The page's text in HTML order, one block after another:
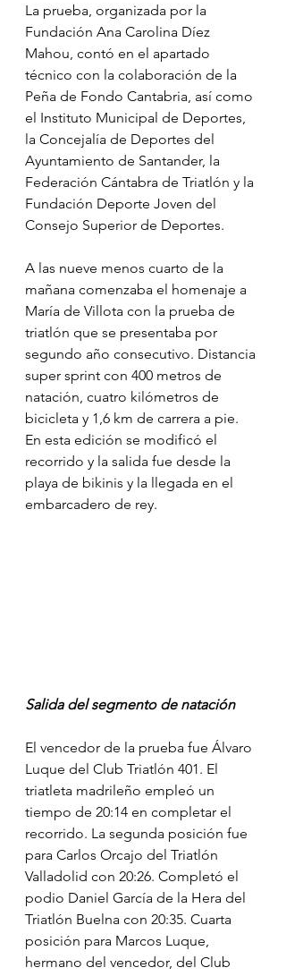
La prueba, organizada por la
Fundación Ana Carolina Díez
Mahou, contó en el apartado
técnico con la colaboración de la
Peña de Fondo Cantabria, así como
el Instituto Municipal de Deportes,
la Concejalía de Deportes del
Ayuntamiento de Santander, la
Federación Cántabra de Triatlón y la
Fundación Deporte Joven del
Consejo Superior de Deportes.
A las nueve menos cuarto de la
mañana comenzaba el homenaje a
María de Villota con la prueba de
triatlón que se presentaba por
segundo año consecutivo. Distancia
super sprint con 400 metros de
natación, cuatro kilómetros de
bicicleta y 1,6 km de carrera a pie.
En esta edición se modificó el
recorrido y la salida fue desde la
playa de bikinis y la llegada en el
embarcadero de rey.
Salida del segmento de natación
El vencedor de la prueba fue Álvaro
Luque del Club Triatlón 401. El
triatleta madrileño empleó un
tiempo de 20:14 en completar el
recorrido. La segunda posición fue
para Carlos Orcajo del Triatlón
Valladolid con 20:26. Completó el
podio Daniel García de la Hera del
Triatlón Buelna con 20:35. Cuarta
posición para Marcos Luque,
hermano del vencedor, del Club